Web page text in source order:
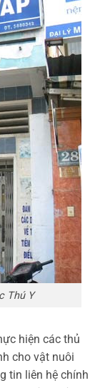
Thú Y
hiện các thủ
cho vật nuôi
tin liên hệ chính